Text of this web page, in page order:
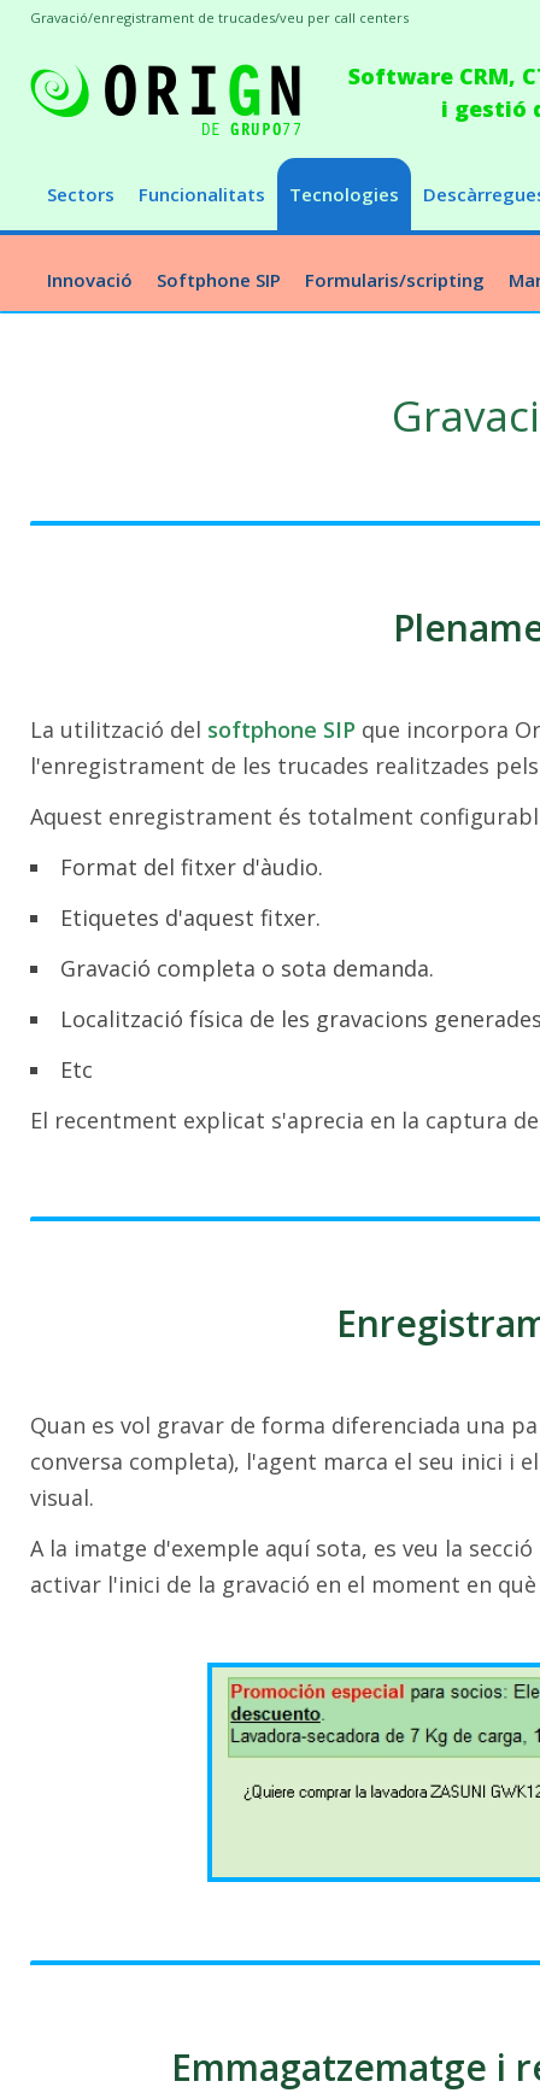
Software CRM,
i gestió
Sectors Funcionalitats Tecnologies
Innovació Softphone SIP Formularis/scripting
Gravació/enregistrament de trucades/veu per call centers
La utilització del softphone SIP que incorpora
l'enregistrament de les trucades realitzades
Aquest enregistrament és totalment
Format del fitxer d'àudio.
Etiquetes d'aquest fitxer.
Gravació completa o sota demanda.
Localització física de les gravacions
Etc
El recentment explicat s'aprecia en la captura
Quan es vol gravar de forma diferenciada una
conversa completa), l'agent marca el seu inici i
visual.
A la imatge d'exemple aquí sota, es veu la
activar l'inici de la gravació en el moment en
Emmagatzematge i